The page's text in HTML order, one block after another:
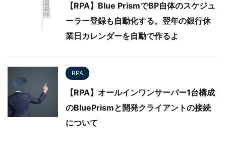
【RPA】Blue PrismでBP自体のスケジュ
ーラー登録も自動化する。翌年の銀行休
業日カレンダーを自動で作るよ
RPA
【RPA】オールインワンサーバー1台構成
のBluePrismと開発クライアントの接続
について